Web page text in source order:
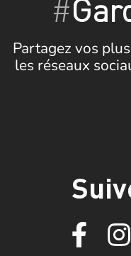
#
Partagez vos
les réseaux